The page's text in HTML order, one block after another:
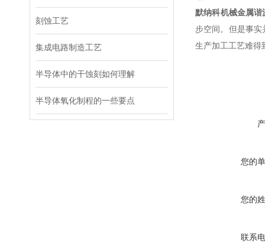
刻蚀工艺
集成电路制造工艺
半导体中的干蚀刻如何理解
半导体氧化制程的一些要点
默纳科机械金属谐
步空间。但是事
生产加工工艺难得
您的
您的
联系